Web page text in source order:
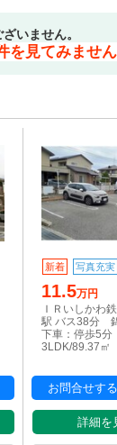
いません。
を見てみませ
新着 写真充実
11.5万円
ＩＲいしかわ
駅 バス38分
下車：停歩5分
3LDK/89.37㎡
お問合せす
詳細を